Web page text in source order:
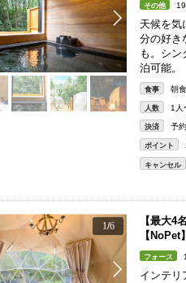
その他
天候を気
分の好き
も。シン
泊可能。
食事 朝
人数 1人
決済 予
ポイント
キャンセル
1/6
【最大4
【NoPet】
フォース
インテリ